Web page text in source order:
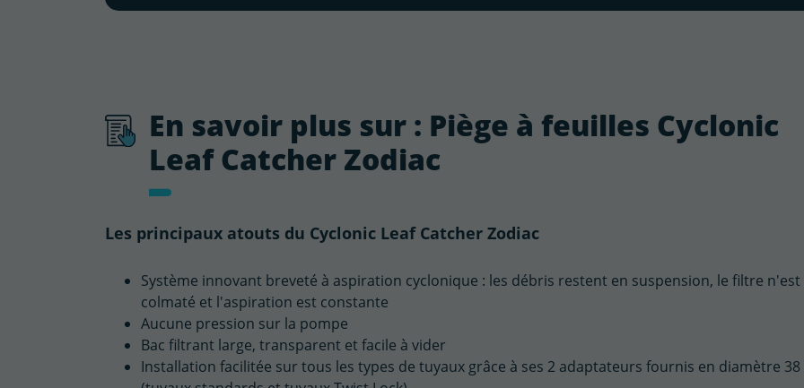
En savoir plus sur : Piège à feuilles Cyclonic
Leaf Catcher Zodiac
Les principaux atouts du Cyclonic Leaf Catcher Zodiac
Système innovant breveté à aspiration cyclonique : les débris restent en suspension, le filtre n'est
colmaté et l'aspiration est constante
Aucune pression sur la pompe
Bac filtrant large, transparent et facile à vider
Installation facilitée sur tous les types de tuyaux grâce à ses 2 adaptateurs fournis en diamètre 38